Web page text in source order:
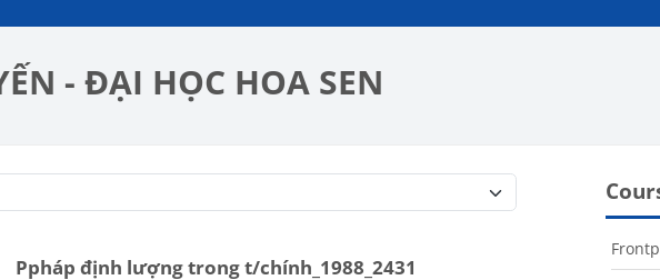
- ĐẠI HỌC HOA SEN
Ppháp định lượng trong t/chính_1988_2431